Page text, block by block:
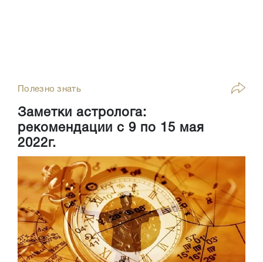
Полезно знать
Заметки астролога:
рекомендации с 9 по 15 мая
2022г.